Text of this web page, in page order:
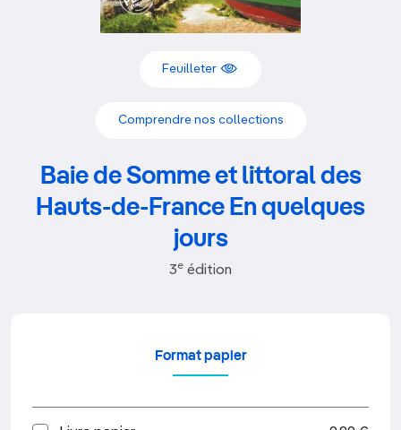
Feuilleter
Comprendre nos collections
Baie de Somme et littoral des
Hauts-de-France En quelques
jours
3e édition
Format papier